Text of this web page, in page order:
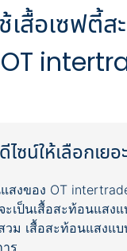
เสื้อเซฟตี้
ไซน์ให้เลือกเยอะ
สงของ OT
ะเป็นเสื้อสะท้อนแสง
ม เสื้อสะท้อนแสงแ